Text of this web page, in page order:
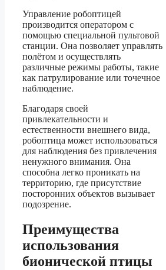
Управление робоптицей
производится оператором с
помощью специальной пультовой
станции. Она позволяет управлять
полётом и осуществлять
различные режимы работы, такие
как патрулирование или точечное
наблюдение.
Благодаря своей
привлекательности и
естественности внешнего вида,
робоптица может использоваться
для наблюдения без привлечения
ненужного внимания. Она
способна легко проникать на
территорию, где присутствие
посторонних объектов вызывает
подозрение.
Преимущества
использования
бионической птицы